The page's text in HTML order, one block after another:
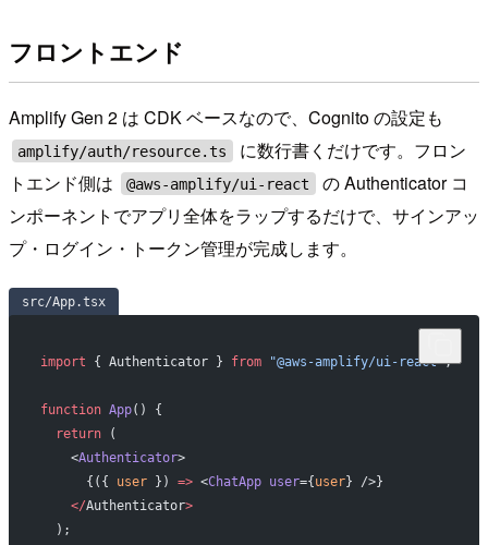
フロントエンド
Amplify Gen 2 は CDK ベースなので、Cognito の設定も
amplify/auth/resource.ts
に数行書くだけです。フロン
トエンド側は
@aws-amplify/ui-react
の Authenticator コ
ンポーネントでアプリ全体をラップするだけで、サインアッ
プ・ログイン・トークン管理が完成します。
src/App.tsx
import { Authenticator } from "@aws-amplify/ui-react";
function App() {
  return
(
    <
Authenticator>
      {({
user }) => <ChatApp user={ user} />}
    </
Authenticator>
  );